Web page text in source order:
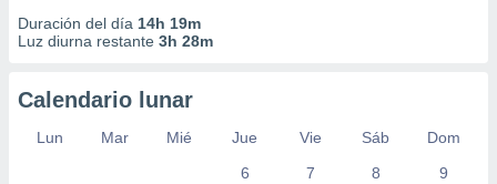
Duración del día 14h 19m
Luz diurna restante 3h 28m
Calendario lunar
Lun Mar Mié Jue Vie Sáb
Dom
6
7 8 9